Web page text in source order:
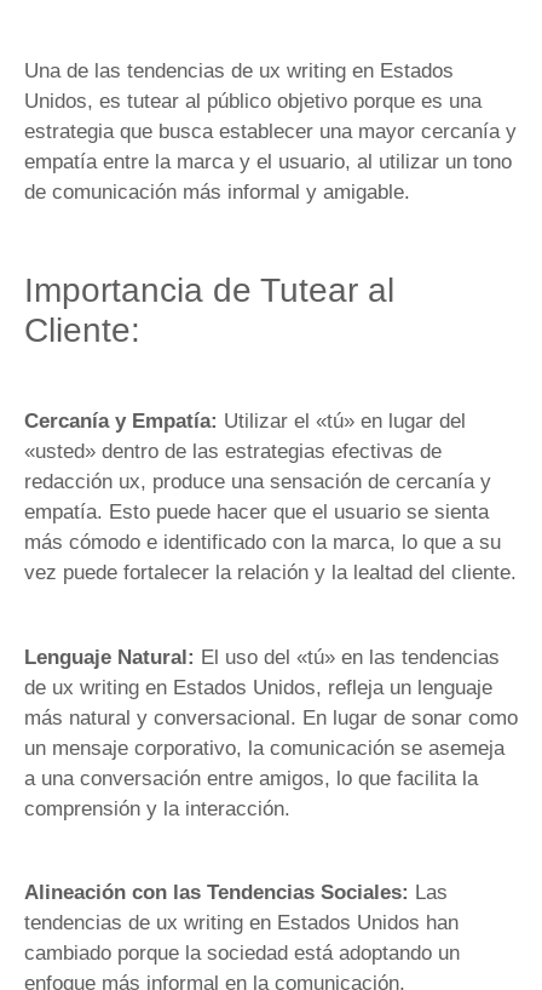
Una de las tendencias de ux writing en Estados
Unidos, es tutear al público objetivo porque es una
estrategia que busca establecer una mayor cercanía y
empatía entre la marca y el usuario, al utilizar un tono
de comunicación más informal y amigable.
Importancia de Tutear al
Cliente:
Cercanía y Empatía: Utilizar el «tú» en lugar del
«usted» dentro de las estrategias efectivas de
redacción ux, produce una sensación de cercanía y
empatía. Esto puede hacer que el usuario se sienta
más cómodo e identificado con la marca, lo que a su
vez puede fortalecer la relación y la lealtad del cliente.
Lenguaje Natural: El uso del «tú» en las tendencias
de ux writing en Estados Unidos, refleja un lenguaje
más natural y conversacional. En lugar de sonar como
un mensaje corporativo, la comunicación se asemeja
a una conversación entre amigos, lo que facilita la
comprensión y la interacción.
Alineación con las Tendencias Sociales: Las
tendencias de ux writing en Estados Unidos han
cambiado porque la sociedad está adoptando un
enfoque más informal en la comunicación,